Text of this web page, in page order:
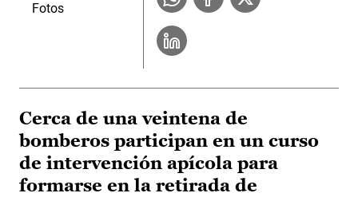
Fotos
Cerca de una veintena de
bomberos participan en un curso
de intervención apícola para
formarse en la retirada de